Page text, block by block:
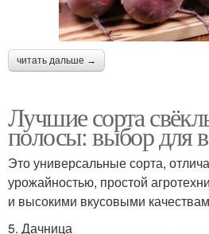
читать дальше →
Лучшие сорта
полосы: выбор для
Это универсальные сорта,
урожайностью, простой
и высокими вкусовыми
5. Дачница